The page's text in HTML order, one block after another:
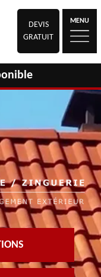
DEVIS
GRATUIT
MENU